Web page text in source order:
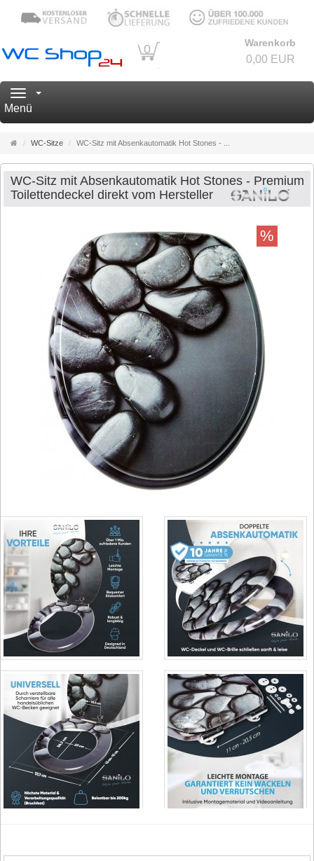
0 Warenkorb
0,00 EUR
Navigation
Menü
Startseite
WC-Sitze WC-Sitz mit Absenkautomatik Hot Stones - ...
WC-Sitz mit Absenkautomatik Hot Stones - Premium
Toilettendeckel direkt vom Hersteller
%